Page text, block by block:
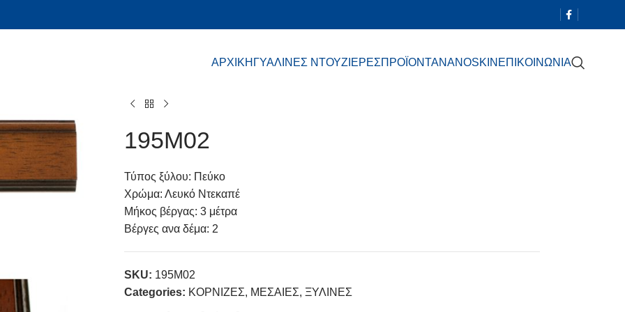
ΑΡΧΙΚΗ ΓΥΑΛΙΝΕΣ ΝΤΟΥΖΙΕΡΕΣΠΡΟΪΟΝΤΑNANOSKIN ΕΠΙΚΟΙΝΩΝΙΑ
195Μ02
Τύπος ξύλου: Πεύκο
Χρώμα: Λευκό Ντεκαπέ
Μήκος βέργας: 3 μέτρα
Βέργες ανα δέμα: 2
SKU: 195Μ02
Categories: ΚΟΡΝΙΖΕΣ, ΜΕΣΑΙΕΣ, ΞΥΛΙΝΕΣ